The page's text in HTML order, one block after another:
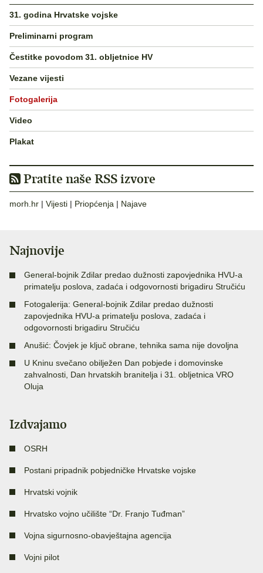
31. godina Hrvatske vojske
Preliminarni program
Čestitke povodom 31. obljetnice HV
Vezane vijesti
Fotogalerija
Video
Plakat
Pratite naše RSS izvore
morh.hr | Vijesti | Priopćenja | Najave
Najnovije
General-bojnik Zdilar predao dužnosti zapovjednika HVU-a
primatelju poslova, zadaća i odgovornosti brigadiru Stručiću
Fotogalerija: General-bojnik Zdilar predao dužnosti
zapovjednika HVU-a primatelju poslova, zadaća i
odgovornosti brigadiru Stručiću
Anušić: Čovjek je ključ obrane, tehnika sama nije dovoljna
U Kninu svečano obilježen Dan pobjede i domovinske
zahvalnosti, Dan hrvatskih branitelja i 31. obljetnica VRO
Oluja
Izdvajamo
OSRH
Postani pripadnik pobjedničke Hrvatske vojske
Hrvatski vojnik
Hrvatsko vojno učilište “Dr. Franjo Tuđman”
Vojna sigurnosno-obavještajna agencija
Vojni pilot